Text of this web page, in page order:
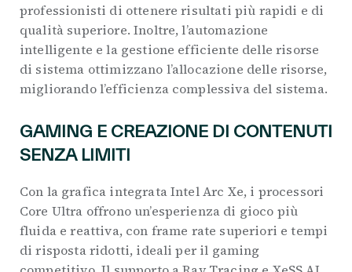
professionisti di ottenere risultati più rapidi e di
qualità superiore. Inoltre, l’automazione
intelligente e la gestione efficiente delle risorse
di sistema ottimizzano l’allocazione delle risorse,
migliorando l’efficienza complessiva del sistema.
GAMING E CREAZIONE DI CONTENUTI
SENZA LIMITI
Con la grafica integrata Intel Arc Xe, i processori
Core Ultra offrono un’esperienza di gioco più
fluida e reattiva, con frame rate superiori e tempi
di risposta ridotti, ideali per il gaming